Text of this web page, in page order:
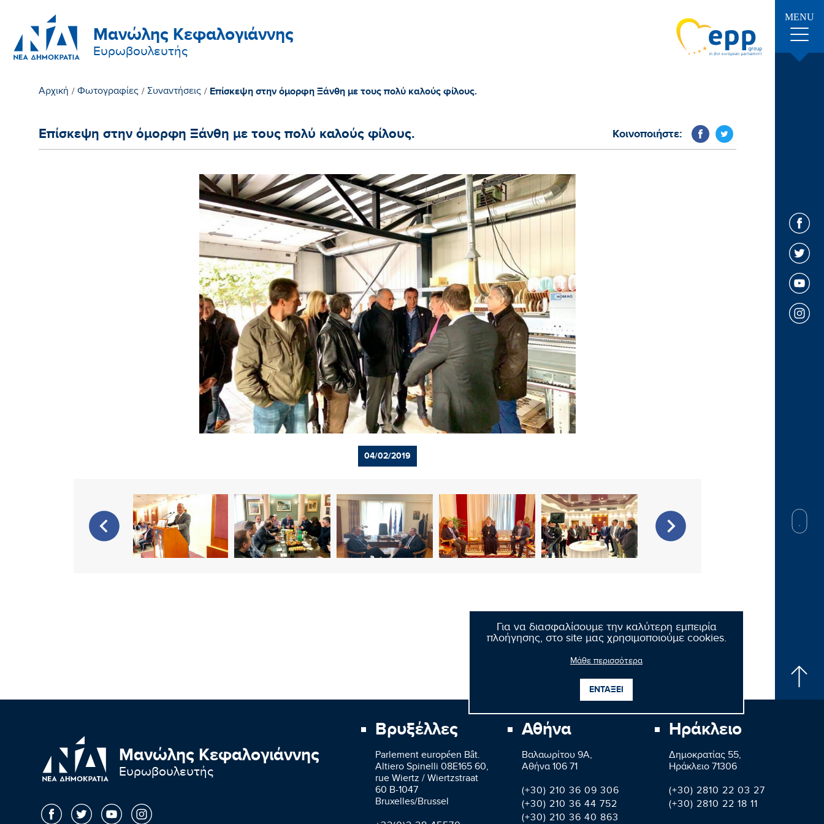
Μανώλης Κεφαλογιάννης
Ευρωβουλευτής
MENU
Για να διασφαλίσουμε την καλύτερη εμπειρία
πλοήγησης, στο site μας χρησιμοποιούμε cookies.
Μάθε περισσότερα
ΕΝΤΑΞΕΙ
Αρχική / Φωτογραφίες / Συναντήσεις / Επίσκεψη στην όμορφη Ξάνθη με τους πολύ καλούς φίλους.
Επίσκεψη στην όμορφη Ξάνθη με τους πολύ καλούς φίλους. Κοινοποιήστε:
04/02/2019
Μανώλης Κεφαλογιάννης
Ευρωβουλευτής
Βρυξέλλες
Parlement européen Bât.
Altiero Spinelli 08E165 60,
rue Wiertz / Wiertzstraat
60 B-1047
Bruxelles/Brussel
Αθήνα
Βαλαωρίτου 9A,
Aθήνα 106 71
(+30) 210 36 09 306
(+30) 210 36 44 752
(+30) 210 36 40 863
Ηράκλειο
Δημοκρατίας 55,
Ηράκλειο 71306
(+30) 2810 22 03 27
(+30) 2810 22 18 11